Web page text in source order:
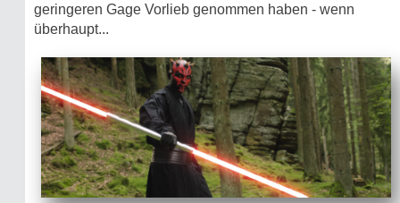
geringeren Gage Vorlieb genommen haben - wenn
überhaupt...